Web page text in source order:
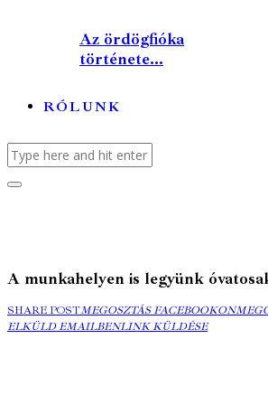
Az ördögfióka
története...
RÓLUNK
A munkahelyen is legyünk
SHARE POSTMEGOSZTÁS
FACEBOOKON
MEGOSZTÁS FACEBOOKON
ELKÜLD EMAILBENCOPY
LINK KÜLDÉSE